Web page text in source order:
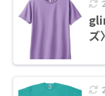
ズ〉